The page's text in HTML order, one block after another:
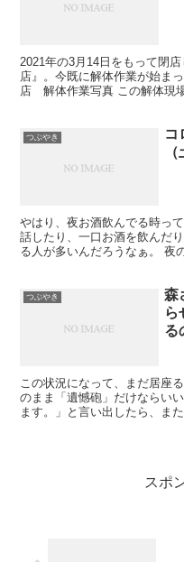
2021年の3月14日をもって閉
店』。今既に解体作業が始ま
店 解体作業写真 この解体現
つぶやき
コ
やはり、夜お酒飲んでる時っ
話したり、一口お酒を飲んだ
る人が多いんだろうなぁ。 夜
つぶやき
森
ら
る
この状況になって、まだ居座
のまま「遺憾砲」だけならい
ます。」と言い出したら、ま
スポ